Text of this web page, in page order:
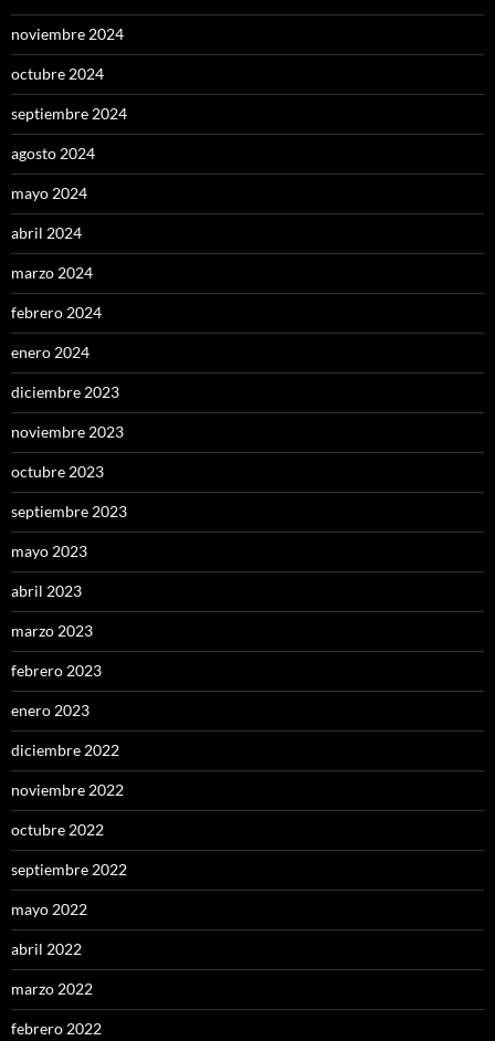
noviembre 2024
octubre 2024
septiembre 2024
agosto 2024
mayo 2024
abril 2024
marzo 2024
febrero 2024
enero 2024
diciembre 2023
noviembre 2023
octubre 2023
septiembre 2023
mayo 2023
abril 2023
marzo 2023
febrero 2023
enero 2023
diciembre 2022
noviembre 2022
octubre 2022
septiembre 2022
mayo 2022
abril 2022
marzo 2022
febrero 2022